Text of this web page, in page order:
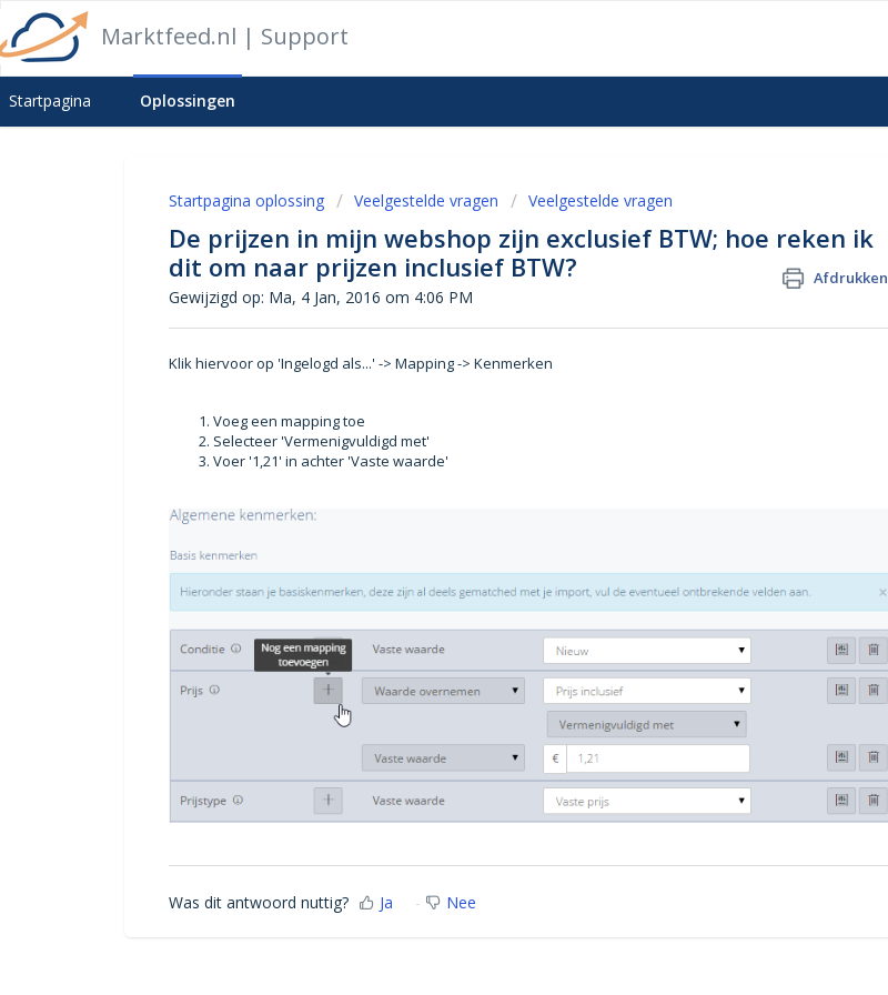
Marktfeed.nl | Support
Startpagina Oplossingen
Startpagina oplossing Veelgestelde vragen Veelgestelde vragen
De prijzen in mijn webshop zijn exclusief BTW; hoe reken ik
dit om naar prijzen inclusief BTW?
Afdrukken
Gewijzigd op: Ma, 4 Jan, 2016 om 4:06 PM
Klik hiervoor op 'Ingelogd als...' -> Mapping -> Kenmerken
Voeg een mapping toe
Selecteer 'Vermenigvuldigd met'
Voer '1,21' in achter 'Vaste waarde'
Was dit antwoord nuttig? Ja Nee